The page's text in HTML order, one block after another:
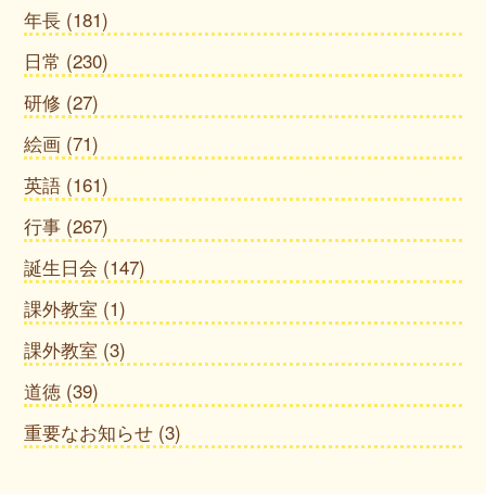
年長 (181)
日常 (230)
研修 (27)
絵画 (71)
英語 (161)
行事 (267)
誕生日会 (147)
課外教室 (1)
課外教室 (3)
道徳 (39)
重要なお知らせ (3)